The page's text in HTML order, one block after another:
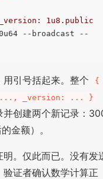
1u8.public
300u64 --broadcast --
引号括起来。整个
{
..., _version: ... }
并创建两个新记录：
金额）。
。仅此而已。没有发
证者确认数学计算正